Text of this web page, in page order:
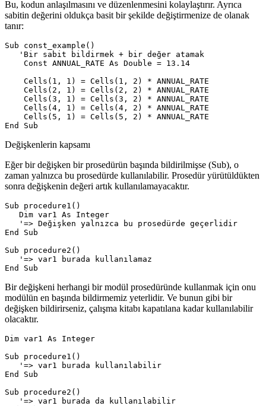
Bu, kodun anlaşılmasını ve düzenlenmesini kolaylaştırır. Ayrıca
sabitin değerini oldukça basit bir şekilde değiştirmenize de olanak
tanır:
Sub const_example()
   'Bir sabit bildirmek + bir değer atamak
    Const ANNUAL_RATE As Double = 13.14
    Cells(1, 1) = Cells(1, 2) * ANNUAL_RATE
    Cells(2, 1) = Cells(2, 2) * ANNUAL_RATE
    Cells(3, 1) = Cells(3, 2) * ANNUAL_RATE
    Cells(4, 1) = Cells(4, 2) * ANNUAL_RATE
    Cells(5, 1) = Cells(5, 2) * ANNUAL_RATE
Değişkenlerin kapsamı
Eğer bir değişken bir prosedürün başında bildirilmişse (Sub), o
zaman yalnızca bu prosedürde kullanılabilir. Prosedür yürütüldükten
sonra değişkenin değeri artık kullanılamayacaktır.
Sub procedure1()
   Dim var1 As Integer
   '=> Değişken yalnızca bu prosedürde geçerlidir
End Sub
Sub procedure2()
   '=> var1 burada kullanılamaz
Bir değişkeni herhangi bir modül prosedüründe kullanmak için onu
modülün en başında bildirmemiz yeterlidir. Ve bunun gibi bir
değişken bildirirseniz, çalışma kitabı kapatılana kadar kullanılabilir
olacaktır.
Dim var1 As Integer
Sub procedure1()
   '=> var1 burada kullanılabilir
End Sub
Sub procedure2()
   '=> var1 burada da kullanılabilir